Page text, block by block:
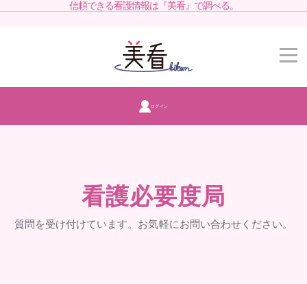
信頼できる看護情報は『美看』で調べる。
ログイン
看護必要度局
質問を受け付けています。お気軽にお問い合わせください。